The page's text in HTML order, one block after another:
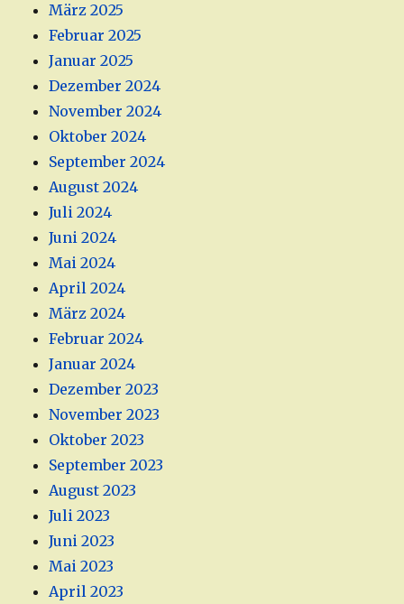
März 2025
Februar 2025
Januar 2025
Dezember 2024
November 2024
Oktober 2024
September 2024
August 2024
Juli 2024
Juni 2024
Mai 2024
April 2024
März 2024
Februar 2024
Januar 2024
Dezember 2023
November 2023
Oktober 2023
September 2023
August 2023
Juli 2023
Juni 2023
Mai 2023
April 2023